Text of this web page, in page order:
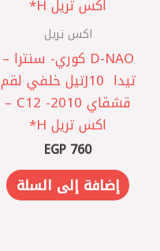
اكس تريل
D-NAO كوري ‎- سنترا –
تيدا J10 ‎تيل خلفي لقم
قشقاي 2010 - C12 –
اكس تريل H*
EGP 760
إضافة إلى السلة